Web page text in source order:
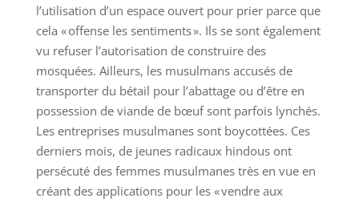
l’utilisation d’un espace ouvert pour prier parce que
cela « offense les sentiments ». Ils se sont également
vu refuser l’autorisation de construire des
mosquées. Ailleurs, les musulmans accusés de
transporter du bétail pour l’abattage ou d’être en
possession de viande de bœuf sont parfois lynchés.
Les entreprises musulmanes sont boycottées. Ces
derniers mois, de jeunes radicaux hindous ont
persécuté des femmes musulmanes très en vue en
créant des applications pour les « vendre aux